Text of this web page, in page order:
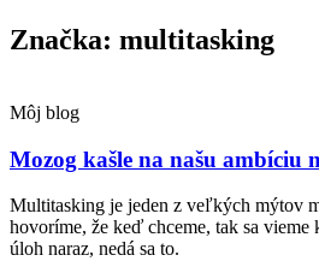
Značka: multitasking
Môj blog
Mozog kašle na našu ambíciu
Multitasking je jeden z veľkých mýtov
hovoríme, že keď chceme, tak sa
úloh naraz, nedá sa to.